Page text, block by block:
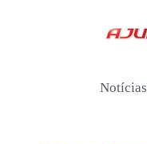
Notícias